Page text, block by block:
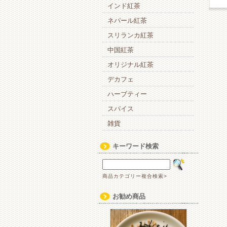
インド紅茶
ネパール紅茶
スリランカ紅茶
中国紅茶
オリジナル紅茶
デカフェ
ハーブティー
スパイス
雑貨
キーワード検索
商品カテゴリー複合検索>
お勧め商品
は